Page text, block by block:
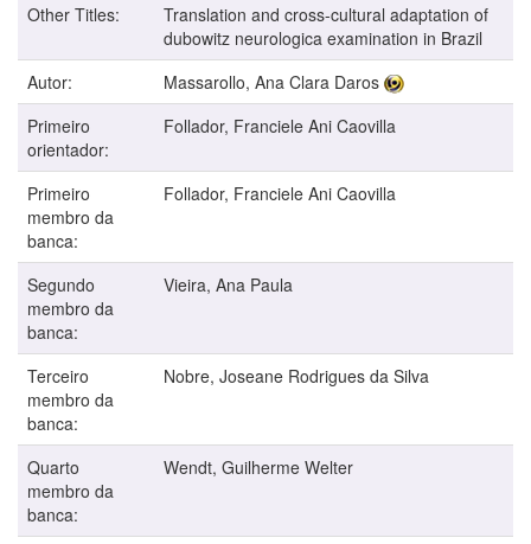
Other Titles:
Translation and cross-cultural adaptation of
dubowitz neurologica examination in Brazil
Autor:
Massarollo, Ana Clara Daros
Primeiro
orientador:
Follador, Franciele Ani Caovilla
Primeiro
membro da
banca:
Follador, Franciele Ani Caovilla
Segundo
membro da
banca:
Vieira, Ana Paula
Terceiro
membro da
banca:
Nobre, Joseane Rodrigues da Silva
Quarto
membro da
banca:
Wendt, Guilherme Welter